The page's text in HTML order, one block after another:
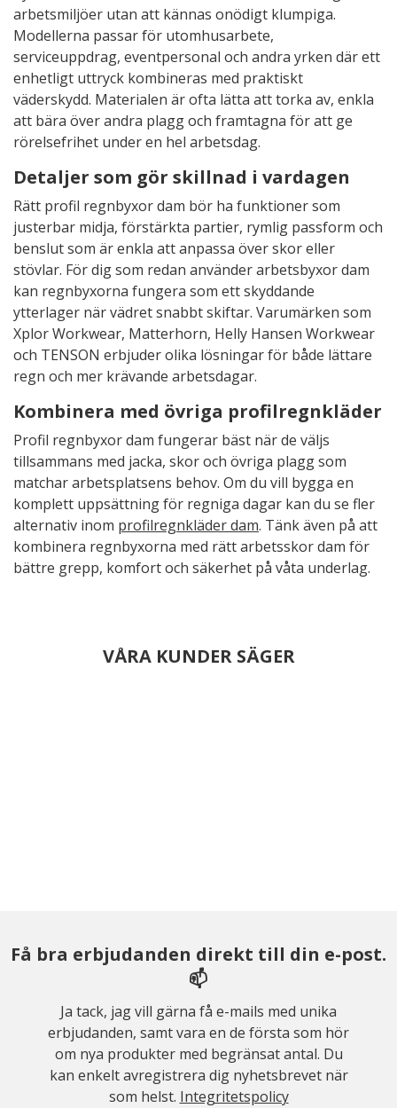
arbetsmiljöer utan att kännas onödigt klumpiga.
Modellerna passar för utomhusarbete,
serviceuppdrag, eventpersonal och andra yrken där ett
enhetligt uttryck kombineras med praktiskt
väderskydd. Materialen är ofta lätta att torka av, enkla
att bära över andra plagg och framtagna för att ge
rörelsefrihet under en hel arbetsdag.
Detaljer som gör skillnad i vardagen
Rätt profil regnbyxor dam bör ha funktioner som
justerbar midja, förstärkta partier, rymlig passform och
benslut som är enkla att anpassa över skor eller
stövlar. För dig som redan använder arbetsbyxor dam
kan regnbyxorna fungera som ett skyddande
ytterlager när vädret snabbt skiftar. Varumärken som
Xplor Workwear, Matterhorn, Helly Hansen Workwear
och TENSON erbjuder olika lösningar för både lättare
regn och mer krävande arbetsdagar.
Kombinera med övriga profilregnkläder
Profil regnbyxor dam fungerar bäst när de väljs
tillsammans med jacka, skor och övriga plagg som
matchar arbetsplatsens behov. Om du vill bygga en
komplett uppsättning för regniga dagar kan du se fler
alternativ inom profilregnkläder dam. Tänk även på att
kombinera regnbyxorna med rätt arbetsskor dam för
bättre grepp, komfort och säkerhet på våta underlag.
VÅRA KUNDER SÄGER
Få bra erbjudanden direkt till din e-post.
📫
Ja tack, jag vill gärna få e-mails med unika
erbjudanden, samt vara en de första som hör
om nya produkter med begränsat antal. Du
kan enkelt avregistrera dig nyhetsbrevet när
som helst. Integritetspolicy